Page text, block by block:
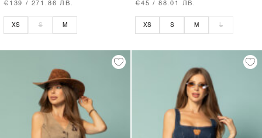
€139 / 271.86 ЛВ.
XS S M
€45 / 88.01 ЛВ.
XS S M L